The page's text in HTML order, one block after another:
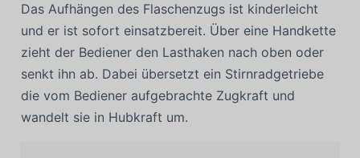
Das Aufhängen des Flaschenzugs ist kinderleicht
und er ist sofort einsatzbereit. Über eine Handkette
zieht der Bediener den Lasthaken nach oben oder
senkt ihn ab. Dabei übersetzt ein Stirnradgetriebe
die vom Bediener aufgebrachte Zugkraft und
wandelt sie in Hubkraft um.